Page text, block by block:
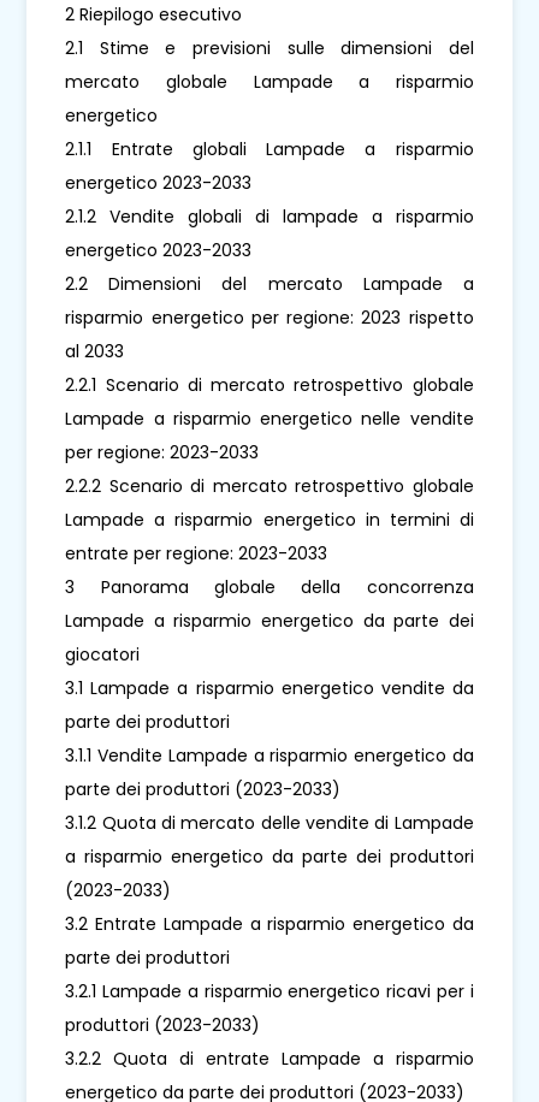
2 Riepilogo esecutivo
2.1 Stime e previsioni sulle dimensioni del
mercato globale Lampade a risparmio
energetico
2.1.1 Entrate globali Lampade a risparmio
energetico 2023-2033
2.1.2 Vendite globali di lampade a risparmio
energetico 2023-2033
2.2 Dimensioni del mercato Lampade a
risparmio energetico per regione: 2023 rispetto
al 2033
2.2.1 Scenario di mercato retrospettivo globale
Lampade a risparmio energetico nelle vendite
per regione: 2023-2033
2.2.2 Scenario di mercato retrospettivo globale
Lampade a risparmio energetico in termini di
entrate per regione: 2023-2033
3 Panorama globale della concorrenza
Lampade a risparmio energetico da parte dei
giocatori
3.1 Lampade a risparmio energetico vendite da
parte dei produttori
3.1.1 Vendite Lampade a risparmio energetico da
parte dei produttori (2023-2033)
3.1.2 Quota di mercato delle vendite di Lampade
a risparmio energetico da parte dei produttori
(2023-2033)
3.2 Entrate Lampade a risparmio energetico da
parte dei produttori
3.2.1 Lampade a risparmio energetico ricavi per i
produttori (2023-2033)
3.2.2 Quota di entrate Lampade a risparmio
energetico da parte dei produttori (2023-2033)